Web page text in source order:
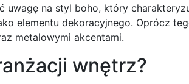
na styl boho, który
elementu dekoracyjnego. Oprócz
metalowymi akcentami.
wnętrz?